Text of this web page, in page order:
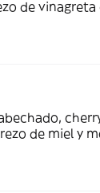
de
de miel y